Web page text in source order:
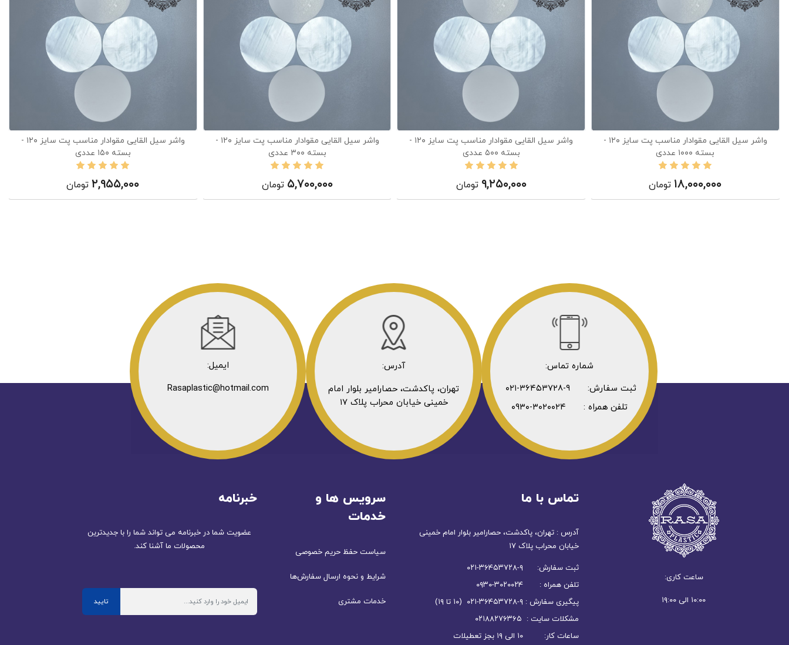
واشر سیل القایی مقوادار مناسب پت سایز ۱۲۰ -
بسته ۱۵۰ عددی
۲,۹۵۵,۰۰۰ تومان
واشر سیل القایی مقوادار مناسب پت سایز ۱۲۰ -
بسته ۳۰۰ عددی
۵,۷۰۰,۰۰۰ تومان
واشر سیل القایی مقوادار مناسب پت سایز ۱۲۰ -
بسته ۵۰۰ عددی
۹,۲۵۰,۰۰۰ تومان
واشر سیل القایی مقوادار مناسب پت سایز ۱۲۰ -
بسته ۱۰۰۰ عددی
۱۸,۰۰۰,۰۰۰ تومان
شماره تماس:
ثبت سفارش: ۹-۳۶۴۵۳۷۲۸-۰۲۱
تلفن همراه : ۳۰۲۰۰۲۴-۰۹۳۰
آدرس:
تهران، پاکدشت، حصارامیر بلوار امام
خمینی خیابان محراب پلاک ۱۷
ایمیل:
Rasaplastic@hotmail.com
ساعت کاری:
۱۰:۰۰ الی ۱۹:۰۰
تماس با ما
آدرس : تهران، پاکدشت، حصارامیر بلوار امام خمینی
خیابان محراب پلاک ۱۷
ثبت سفارش: ۹-۳۶۴۵۳۷۲۸-۰۲۱
تلفن همراه : ۳۰۲۰۰۲۴-۰۹۳۰
پیگیری سفارش : ۹-۳۶۴۵۳۷۲۸-۰۲۱ (۱۰ تا ۱۹)
مشکلات سایت : ۰۲۱۸۸۲۷۶۳۶۵
ساعات کار: ۱۰ الی ۱۹ بجز تعطیلات
سرویس ها و
خدمات
سیاست حفظ حریم خصوصی
شرایط و نحوه ارسال سفارش‌ها
خدمات مشتری
خبرنامه
عضویت شما در خبرنامه می تواند شما را با جدیدترین
محصولات ما آشنا کند.
تایید